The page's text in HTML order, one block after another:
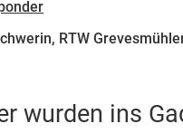
RTW
wurden ins